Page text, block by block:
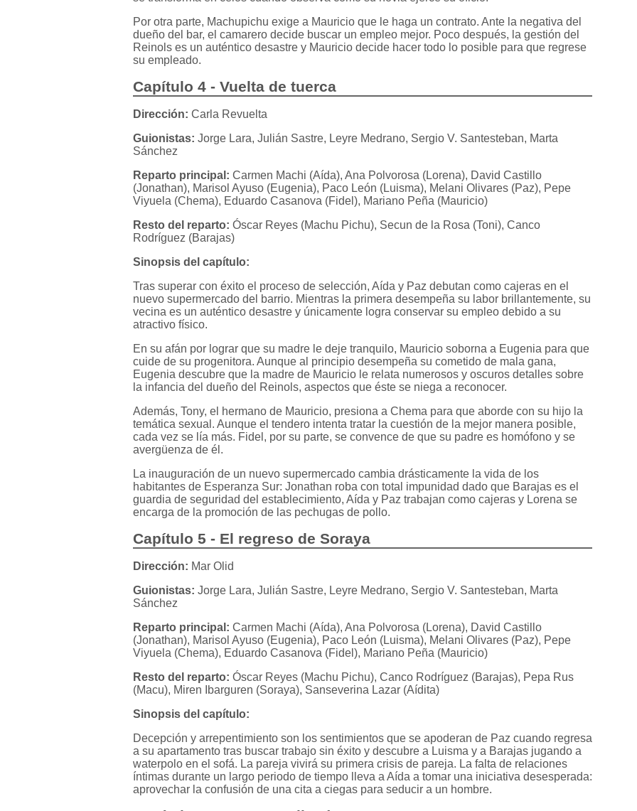
Por otra parte, Machupichu exige a Mauricio que le haga un contrato. Ante la negativa del
dueño del bar, el camarero decide buscar un empleo mejor. Poco después, la gestión del
Reinols es un auténtico desastre y Mauricio decide hacer todo lo posible para que regrese
su empleado.
Capítulo 4 - Vuelta de tuerca
Dirección: Carla Revuelta
Guionistas: Jorge Lara, Julián Sastre, Leyre Medrano, Sergio V. Santesteban, Marta
Sánchez
Reparto principal: Carmen Machi (Aída), Ana Polvorosa (Lorena), David Castillo
(Jonathan), Marisol Ayuso (Eugenia), Paco León (Luisma), Melani Olivares (Paz), Pepe
Viyuela (Chema), Eduardo Casanova (Fidel), Mariano Peña (Mauricio)
Resto del reparto: Óscar Reyes (Machu Pichu), Secun de la Rosa (Toni), Canco
Rodríguez (Barajas)
Sinopsis del capítulo:
Tras superar con éxito el proceso de selección, Aída y Paz debutan como cajeras en el
nuevo supermercado del barrio. Mientras la primera desempeña su labor brillantemente, su
vecina es un auténtico desastre y únicamente logra conservar su empleo debido a su
atractivo físico.
En su afán por lograr que su madre le deje tranquilo, Mauricio soborna a Eugenia para que
cuide de su progenitora. Aunque al principio desempeña su cometido de mala gana,
Eugenia descubre que la madre de Mauricio le relata numerosos y oscuros detalles sobre
la infancia del dueño del Reinols, aspectos que éste se niega a reconocer.
Además, Tony, el hermano de Mauricio, presiona a Chema para que aborde con su hijo la
temática sexual. Aunque el tendero intenta tratar la cuestión de la mejor manera posible,
cada vez se lía más. Fidel, por su parte, se convence de que su padre es homófono y se
avergüenza de él.
La inauguración de un nuevo supermercado cambia drásticamente la vida de los
habitantes de Esperanza Sur: Jonathan roba con total impunidad dado que Barajas es el
guardia de seguridad del establecimiento, Aída y Paz trabajan como cajeras y Lorena se
encarga de la promoción de las pechugas de pollo.
Capítulo 5 - El regreso de Soraya
Dirección: Mar Olid
Guionistas: Jorge Lara, Julián Sastre, Leyre Medrano, Sergio V. Santesteban, Marta
Sánchez
Reparto principal: Carmen Machi (Aída), Ana Polvorosa (Lorena), David Castillo
(Jonathan), Marisol Ayuso (Eugenia), Paco León (Luisma), Melani Olivares (Paz), Pepe
Viyuela (Chema), Eduardo Casanova (Fidel), Mariano Peña (Mauricio)
Resto del reparto: Óscar Reyes (Machu Pichu), Canco Rodríguez (Barajas), Pepa Rus
(Macu), Miren Ibarguren (Soraya), Sanseverina Lazar (Aídita)
Sinopsis del capítulo:
Decepción y arrepentimiento son los sentimientos que se apoderan de Paz cuando regresa
a su apartamento tras buscar trabajo sin éxito y descubre a Luisma y a Barajas jugando a
waterpolo en el sofá. La pareja vivirá su primera crisis de pareja. La falta de relaciones
íntimas durante un largo periodo de tiempo lleva a Aída a tomar una iniciativa desesperada:
aprovechar la confusión de una cita a ciegas para seducir a un hombre.